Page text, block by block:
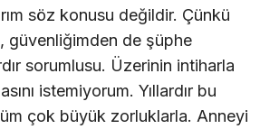
söz konusu değildir. Çünkü
güvenliğimden de şüphe
sorumlusu. Üzerinin intiharla
istemiyorum. Yıllardır bu
çok büyük zorluklarla. Anneyi